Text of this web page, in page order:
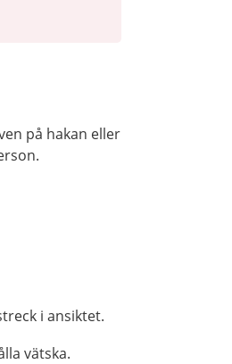
på hakan eller
i ansiktet.
vätska.